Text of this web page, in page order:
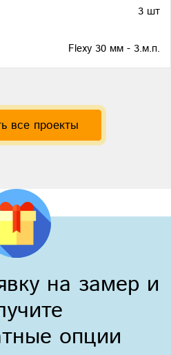
3 шт
Flexy 30 мм - 3.м.п.
все проекты
на замер и
опции